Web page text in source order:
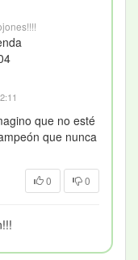
que no esté
que nunca
0 0